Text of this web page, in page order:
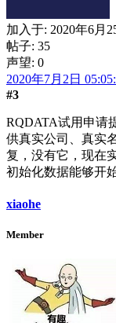
加入于: 2020年6月
帖子: 35
声望: 0
2020年7月2日
#3
RQDATA试用申请
供真实公司、真实
复，没有它，现在
初始化数据能够开
xiaohe
Member